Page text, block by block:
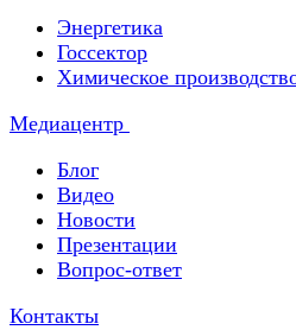
Энергетика
Госсектор
Химическое
Медиацентр
Блог
Видео
Новости
Презентации
Вопрос-ответ
Контакты